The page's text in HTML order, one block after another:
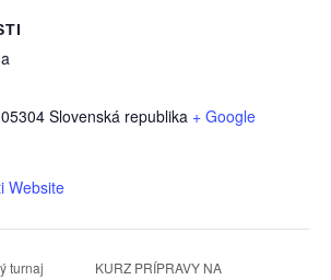
05304 Slovenská republika + Google
Website
turnaj KURZ PRÍPRAVY NA